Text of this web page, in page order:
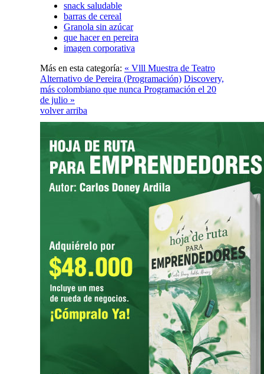
snack saludable
barras de cereal
Granola sin azúcar
que hacer en pereira
imagen corporativa
Más en esta categoría: « Vlll Muestra de Teatro
Alternativo de Pereira (Programación) Discovery,
más colombiano que nunca Programación el 20
de julio »
volver arriba